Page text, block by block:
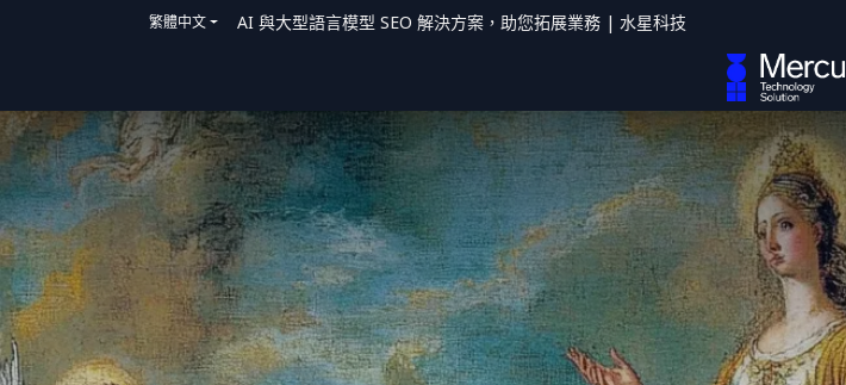
繁體中文 AI 與大型語言模型 SEO 解決方案，助您拓展業務 | 水星科技